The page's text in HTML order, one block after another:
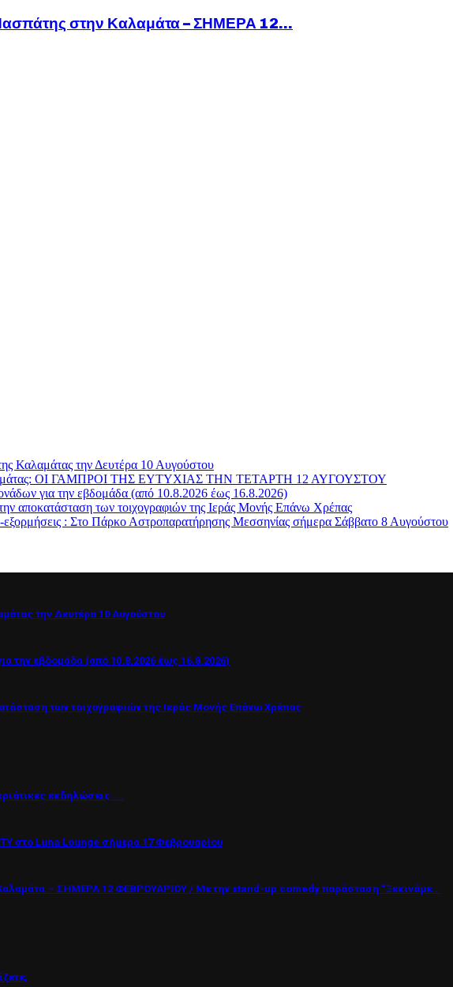
στην Καλαμάτα – ΣΗΜΕΡΑ 12...
Καλαμάτας την Δευτέρα 10 Αυγούστου
ΟΙ ΓΑΜΠΡΟΙ ΤΗΣ ΕΥΤΥΧΙΑΣ ΤΗΝ ΤΕΤΑΡΤΗ 12 ΑΥΓΟΥΣΤΟΥ
για την εβδομάδα (από 10.8.2026 έως 16.8.2026)
αποκατάσταση των τοιχογραφιών της Ιεράς Μονής Επάνω Χρέπας
: Στο Πάρκο Αστροπαρατήρησης Μεσσηνίας σήμερα Σάββατο 8 Αυγούστου
την Δευτέρα 10 Αυγούστου
την εβδομάδα (από 10.8.2026 έως 16.8.2026)
των τοιχογραφιών της Ιεράς Μονής Επάνω Χρέπας
εκδηλώσεις ….
στο Luna Lounge σήμερα 17 Φεβρουαρίου
– ΣΗΜΕΡΑ 12 ΦΕΒΡΟΥΑΡΙΟΥ / Με την stand-up comedy παράσταση “Ξεκινάμε...